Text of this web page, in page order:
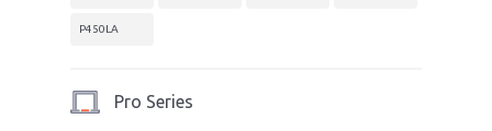
P450LA
Pro Series